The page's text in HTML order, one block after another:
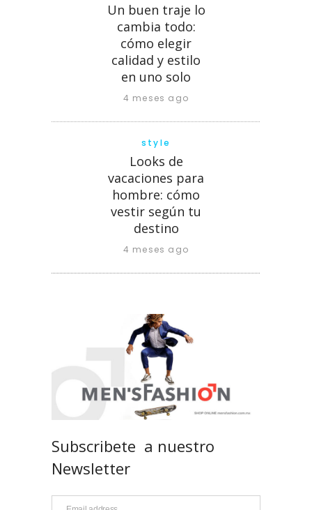
Un buen traje lo
cambia todo:
cómo elegir
calidad y estilo
en uno solo
4 meses ago
style
Looks de
vacaciones para
hombre: cómo
vestir según tu
destino
4 meses ago
Subscribete a nuestro
Newsletter